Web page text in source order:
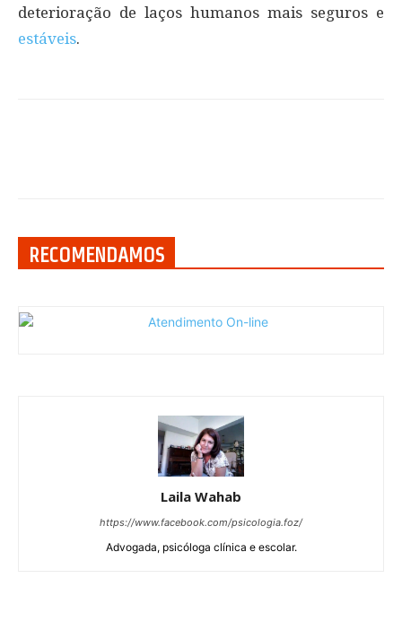
deterioração de laços humanos mais seguros e
estáveis.
RECOMENDAMOS
Laila Wahab
https://www.facebook.com/psicologia.foz/
Advogada, psicóloga clínica e escolar.